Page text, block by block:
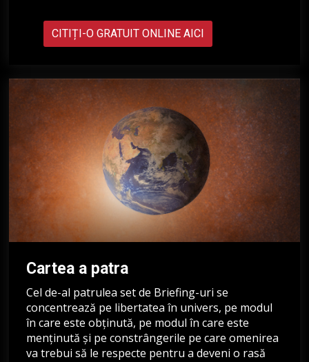
CITIȚI-O GRATUIT ONLINE AICI
Cartea a patra
Cel de-al patrulea set de Briefing-uri se
concentrează pe libertatea în univers, pe modul
în care este obținută, pe modul în care este
menținută și pe constrângerile pe care omenirea
va trebui să le respecte pentru a deveni o rasă